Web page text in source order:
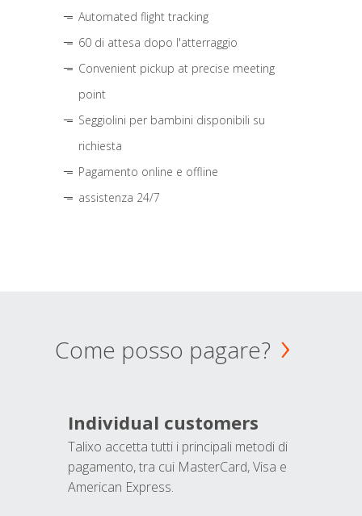
Automated flight tracking
60 di attesa dopo l'atterraggio
Convenient pickup at precise meeting
point
Seggiolini per bambini disponibili su
richiesta
Pagamento online e offline
assistenza 24/7
Come posso pagare?
Individual customers
Talixo accetta tutti i principali metodi di
pagamento, tra cui MasterCard, Visa e
American Express.